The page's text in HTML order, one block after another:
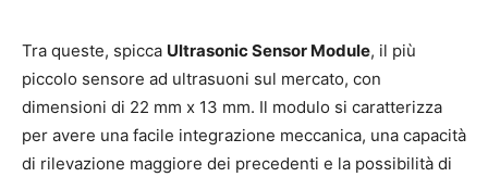
Tra queste, spicca Ultrasonic Sensor Module, il più
piccolo sensore ad ultrasuoni sul mercato, con
dimensioni di 22 mm x 13 mm. Il modulo si caratterizza
per avere una facile integrazione meccanica, una capacità
di rilevazione maggiore dei precedenti e la possibilità di